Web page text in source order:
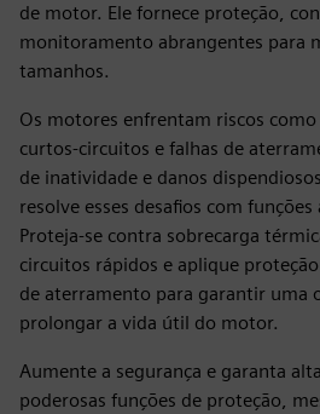
de motor. Ele fornece proteção,
monitoramento abrangentes para
tamanhos.
Os motores enfrentam riscos
curtos-circuitos e falhas de
de inatividade e danos
resolve esses desafios com
Proteja-se contra sobrecarga
circuitos rápidos e aplique
de aterramento para garantir uma
prolongar a vida útil do motor.
Aumente a segurança e garanta
poderosas funções de proteção,